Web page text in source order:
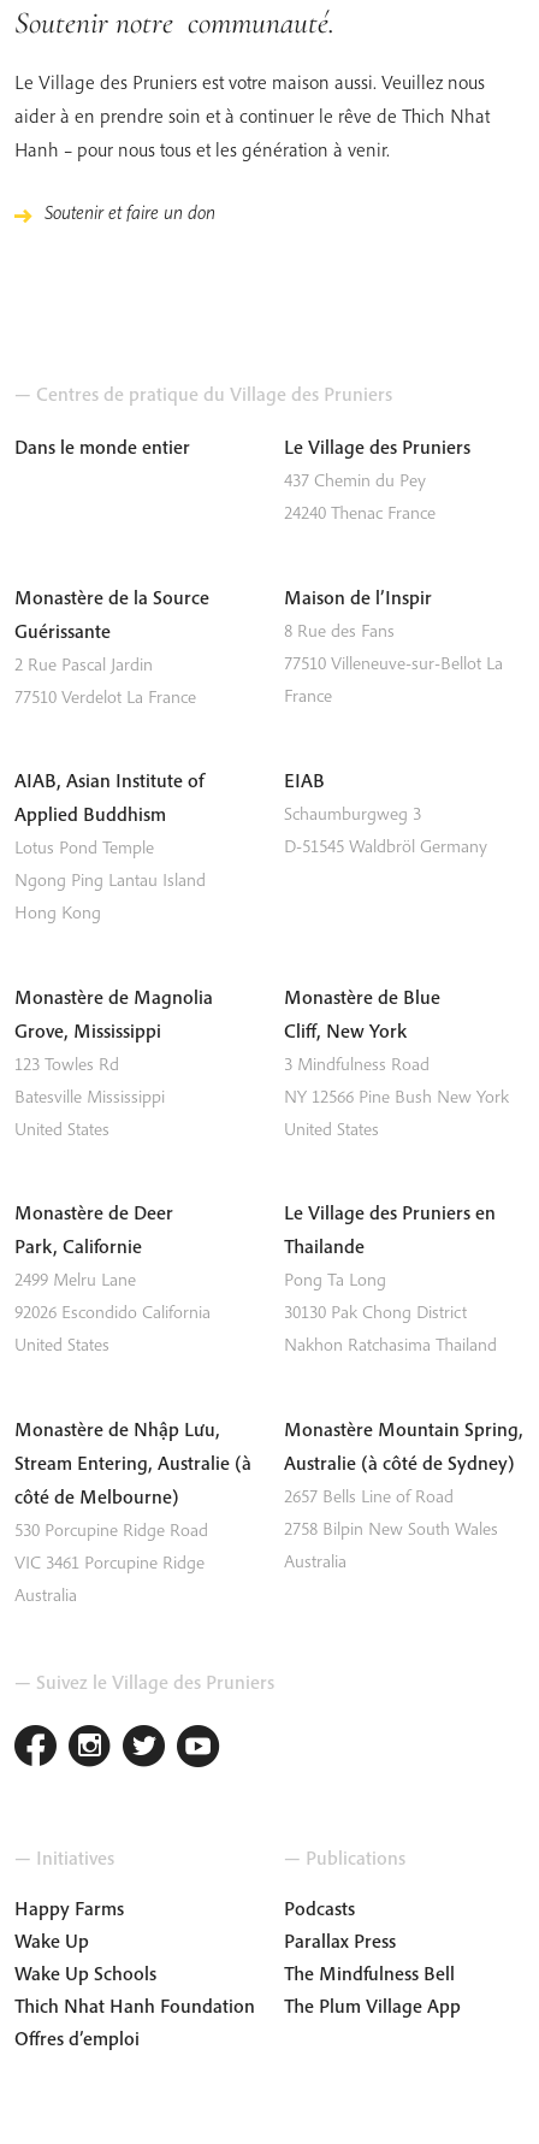
Soutenir notre communauté.
Le Village des Pruniers est votre maison aussi. Veuillez nous
aider à en prendre soin et à continuer le rêve de Thich Nhat
Hanh – pour nous tous et les génération à venir.
Soutenir et faire un don
— Centres de pratique du Village des Pruniers
Dans le monde entier Le Village des Pruniers
437 Chemin du Pey
24240 Thenac France
Monastère de la Source
Guérissante
2 Rue Pascal Jardin
77510 Verdelot La France
Maison de l’Inspir
8 Rue des Fans
77510 Villeneuve-sur-Bellot La
France
AIAB, Asian Institute of
Applied Buddhism
Lotus Pond Temple
Ngong Ping Lantau Island
Hong Kong
EIAB
Schaumburgweg 3
D-51545 Waldbröl Germany
Monastère de Magnolia
Grove, Mississippi
123 Towles Rd
Batesville Mississippi
United States
Monastère de Blue
Cliff, New York
3 Mindfulness Road
NY 12566 Pine Bush New York
United States
Monastère de Deer
Park, Californie
2499 Melru Lane
92026 Escondido California
United States
Le Village des Pruniers en
Thailande
Pong Ta Long
30130 Pak Chong District
Nakhon Ratchasima Thailand
Monastère de Nhập Lưu,
Stream Entering, Australie (à
côté de Melbourne)
530 Porcupine Ridge Road
VIC 3461 Porcupine Ridge
Australia
Monastère Mountain Spring,
Australie (à côté de Sydney)
2657 Bells Line of Road
2758 Bilpin New South Wales
Australia
— Suivez le Village des Pruniers
— Initiatives
Happy Farms
Wake Up
Wake Up Schools
Thich Nhat Hanh Foundation
Offres d’emploi
— Publications
Podcasts
Parallax Press
The Mindfulness Bell
The Plum Village App